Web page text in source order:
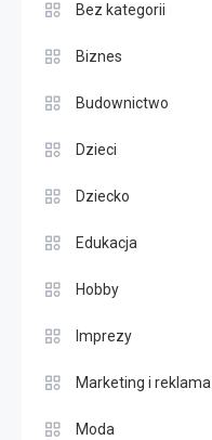
Bez kategorii
Biznes
Budownictwo
Dzieci
Dziecko
Edukacja
Hobby
Imprezy
Marketing i reklama
Moda